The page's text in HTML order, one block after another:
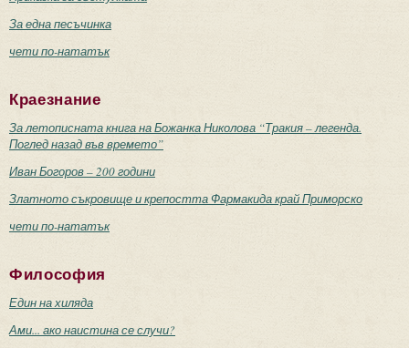
За една песъчинка
чети по-нататък
Краезнание
За летописната книга на Божанка Николова “Тракия – легенда.
Поглед назад във времето”
Иван Богоров – 200 години
Златното съкровище и крепостта Фармакида край Приморско
чети по-нататък
Философия
Един на хиляда
Ами... ако наистина се случи?